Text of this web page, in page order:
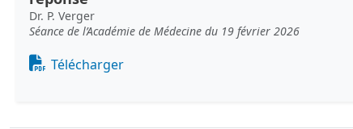
Dr. P. Verger
Séance de l’Académie de Médecine du 19 février 2026
Document
Télécharger